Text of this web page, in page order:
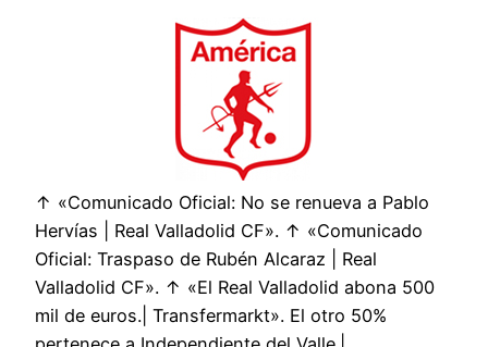
↑ «Comunicado Oficial: No se renueva a Pablo
Hervías | Real Valladolid CF». ↑ «Comunicado
Oficial: Traspaso de Rubén Alcaraz | Real
Valladolid CF». ↑ «El Real Valladolid abona 500
mil de euros.| Transfermarkt». El otro 50%